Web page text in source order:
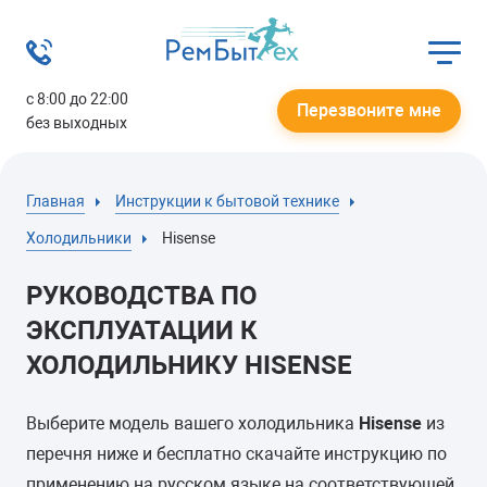
с 8:00 до 22:00
без выходных
Перезвоните мне
Главная Инструкции к бытовой технике
Холодильники Hisense
РУКОВОДСТВА ПО
ЭКСПЛУАТАЦИИ К
ХОЛОДИЛЬНИКУ HISENSE
Выберите модель вашего холодильника Hisense из
перечня ниже и бесплатно скачайте инструкцию по